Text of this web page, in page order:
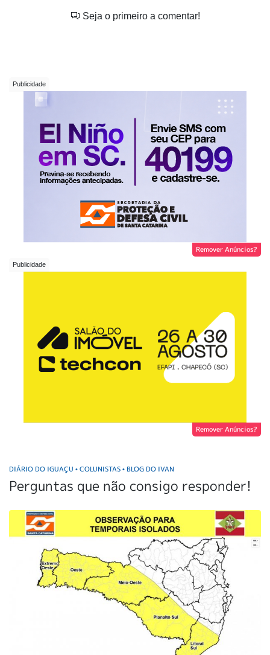
Seja o primeiro a comentar!
Remover Anúncios?
Remover Anúncios?
DIÁRIO DO IGUAÇU • COLUNISTAS • BLOG DO IVAN
Perguntas que não consigo responder!